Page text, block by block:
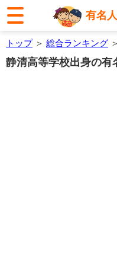
有名
トップ＞ 総合ランキング
静清高等学校出身の有